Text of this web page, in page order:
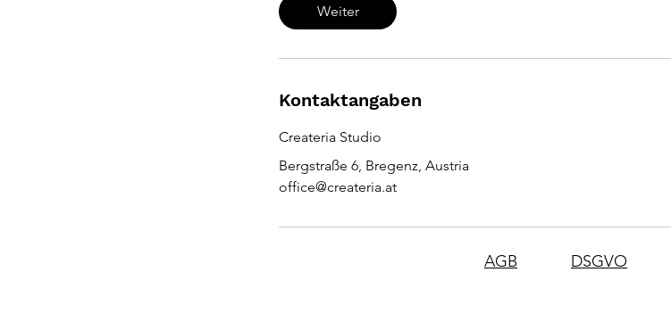
Weiter
Kontaktangaben
Createria Studio
Bergstraße 6, Bregenz, Austria
office@createria.at
AGB DSGVO